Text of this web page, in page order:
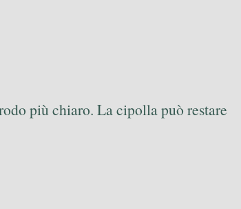
più chiaro. La cipolla può restare